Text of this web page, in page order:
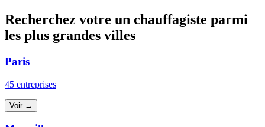
Recherchez votre un chauffagiste parmi
les plus grandes villes
Paris
45 entreprises
Voir →